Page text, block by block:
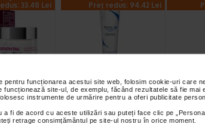
funcționarea acestui site web, folosim cookie-uri care
site-ul, de exemplu, făcând rezultatele să fie
instrumente de urmărire pentru a oferi publicitate
a fi de acord cu aceste utilizări sau puteți face clic pe
retrage consimțământul pe site-ul nostru în orice moment.
33.48 Lei
SPF 10
Preț redus: 94.42 Lei
Ducray Kelual DS
crema 40ml